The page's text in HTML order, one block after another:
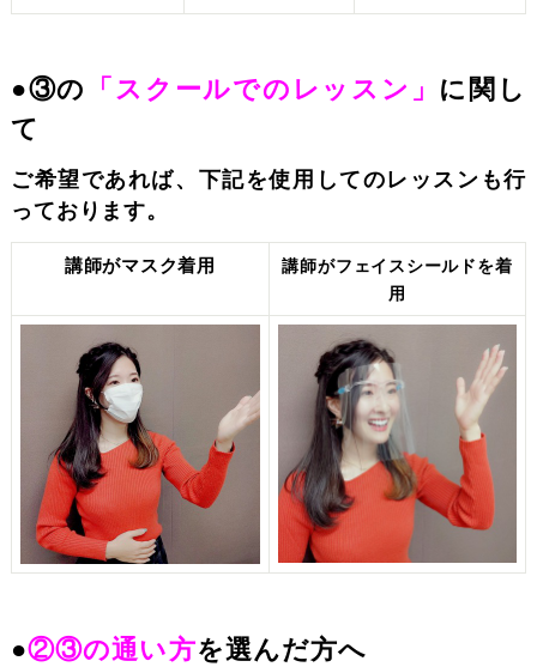
●③の 「スクールでのレッスン」 に関し
て
ご希望であれば、下記を使用してのレッスンも行
っております。
講師がマスク着用
講師がフェイスシールドを着
用
●②③の通い方を選んだ方へ